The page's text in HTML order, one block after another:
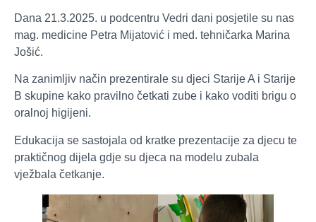
Dana 21.3.2025. u podcentru Vedri dani posjetile su nas
mag. medicine Petra Mijatović i med. tehničarka Marina
Jošić.
Na zanimljiv način prezentirale su djeci Starije A i Starije
B skupine kako pravilno četkati zube i kako voditi brigu o
oralnoj higijeni.
Edukacija se sastojala od kratke prezentacije za djecu te
praktičnog dijela gdje su djeca na modelu zubala
vježbala četkanje.